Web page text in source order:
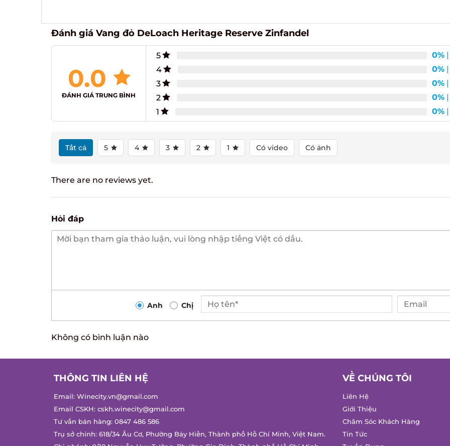
Đánh giá Vang đỏ DeLoach Heritage Reserve Zinfandel
0.0
ĐÁNH GIÁ TRUNG BÌNH
5 0%|
4
0%|
3
0%|
2
0%|
0%|
Tất cả 5 4 3 2 1 Có video Có ảnh
There are no reviews yet.
Hỏi đáp
Anh Chị
Không có bình luận nào
THÔNG TIN LIÊN HỆ
Email:Winecity.vn@gmail.com
Email CSKH:cskh.winecity@gmail.com
Tư vấn bán hàng:0847 486 586
Trụ sở chính: 618/34 Âu Cơ, Phường Bảy Hiền, Thành phố Hồ Chí Minh, Việt Nam.
VỀ CHÚNG TÔI
Liên Hệ
Giới Thiệu
Chăm Sóc Khách Hàng
Tin Tức